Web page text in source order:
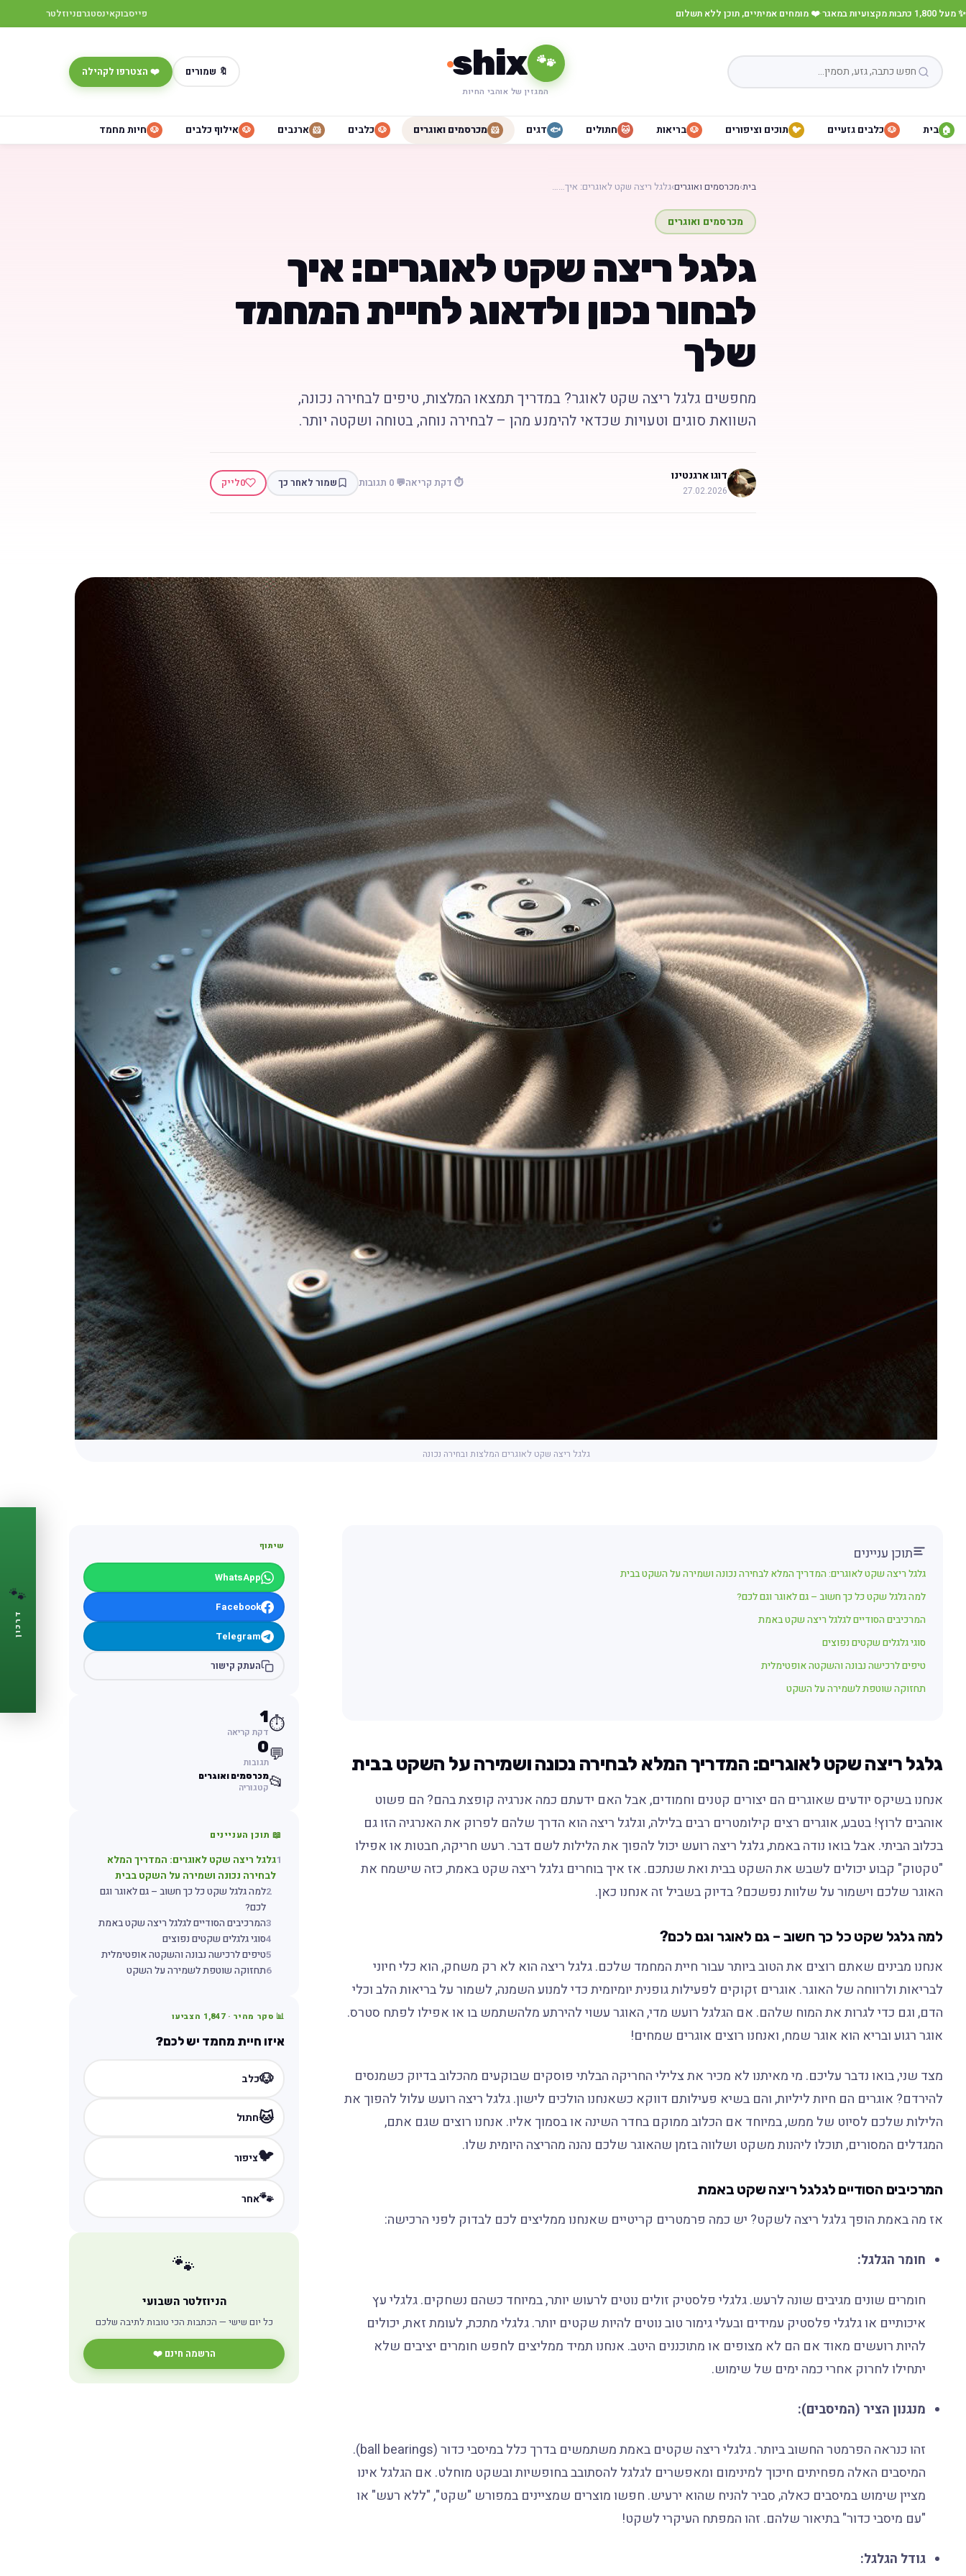
✨ מעל 1,800 כתבות מקצועיות במאגר ·❤️ מומחים אמיתיים, תוכן ללא תשלום פייסבוקאינסטגרםניוזלטר
🐾
shix
המגזין של אוהבי החיות
🔖 שמורים ❤️ הצטרפו לקהילה
🏠 בית 🐶 כלבים גזעיים 🐦 תוכים וציפורים 🐶 בריאות 🐱 חתולים 🐟 דגים 🐹 מכרסמים ואוגרים 🐶 כלבים 🐹 ארנבים 🐶 אילוף כלבים 🐶 חיות מחמד
בית›מכרסמים ואוגרים›גלגל ריצה שקט לאוגרים: איך……
מכרסמים ואוגרים
גלגל ריצה שקט לאוגרים: איך
לבחור נכון ולדאוג לחיית המחמד
שלך
מחפשים גלגל ריצה שקט לאוגר? במדריך תמצאו המלצות, טיפים לבחירה נכונה,
השוואת סוגים וטעויות שכדאי להימנע מהן – לבחירה נוחה, בטוחה ושקטה יותר.
דוגו ארגנטינו
27.02.2026
⏱️ דקת קריאה💬 0 תגובות שמור לאחר כך 0לייק
גלגל ריצה שקט לאוגרים המלצות ובחירה נכונה
תוכן עניינים
גלגל ריצה שקט לאוגרים: המדריך המלא לבחירה נכונה ושמירה על השקט בבית
למה גלגל שקט כל כך חשוב – גם לאוגר וגם לכם?
המרכיבים הסודיים לגלגל ריצה שקט באמת
סוגי גלגלים שקטים נפוצים
טיפים לרכישה נבונה והשקטה אופטימלית
תחזוקה שוטפת לשמירה על השקט
גלגל ריצה שקט לאוגרים: המדריך המלא לבחירה נכונה ושמירה על השקט בבית
אנחנו בשיקס יודעים שאוגרים הם יצורים קטנים וחמודים, אבל האם ידעתם כמה אנרגיה קופצת בהם? הם פשוט
אוהבים לרוץ! בטבע, אוגרים רצים קילומטרים רבים בלילה, וגלגל ריצה הוא הדרך שלהם לפרוק את האנרגיה הזו גם
בכלוב הביתי. אבל בואו נודה באמת, גלגל ריצה רועש יכול להפוך את הלילות לשם דבר. רעש חריקה, חבטות או אפילו
"טקטוק" קבוע יכולים לשבש את השקט בבית ואת שנתכם. אז איך בוחרים גלגל ריצה שקט באמת, כזה שישמח את
האוגר שלכם וישמור על שלוות נפשכם? בדיוק בשביל זה אנחנו כאן.
למה גלגל שקט כל כך חשוב – גם לאוגר וגם לכם?
אנחנו מבינים שאתם רוצים את הטוב ביותר עבור חיית המחמד שלכם. גלגל ריצה הוא לא רק משחק, הוא כלי חיוני
לבריאות ולרווחה של האוגר. אוגרים זקוקים לפעילות גופנית יומיומית כדי למנוע השמנה, לשמור על בריאות הלב וכלי
הדם, וגם כדי לגרות את המוח שלהם. אם הגלגל רועש מדי, האוגר עשוי להירתע מלהשתמש בו או אפילו לפתח סטרס.
אוגר רגוע ובריא הוא אוגר שמח, ואנחנו רוצים אוגרים שמחים!
מצד שני, בואו נדבר עליכם. מי מאיתנו לא מכיר את צלילי החריקה הבלתי פוסקים שבוקעים מהכלוב בדיוק כשמנסים
להירדם? אוגרים הם חיות ליליות, והם בשיא פעילותם דווקא כשאנחנו הולכים לישון. גלגל ריצה רועש עלול להפוך את
הלילות שלכם לסיוט של ממש, במיוחד אם הכלוב ממוקם בחדר השינה או בסמוך אליו. אנחנו רוצים שגם אתם,
המגדלים המסורים, תוכלו ליהנות משקט ושלווה בזמן שהאוגר שלכם נהנה מהריצה היומית שלו.
המרכיבים הסודיים לגלגל ריצה שקט באמת
אז מה באמת הופך גלגל ריצה לשקט? יש כמה פרמטרים קריטיים שאנחנו ממליצים לכם לבדוק לפני הרכישה:
חומר הגלגל:
חומרים שונים מגיבים שונה לרעש. גלגלי פלסטיק זולים נוטים לרעוש יותר, במיוחד כשהם נשחקים. גלגלי עץ
איכותיים או גלגלי פלסטיק עמידים ובעלי גימור טוב נוטים להיות שקטים יותר. גלגלי מתכת, לעומת זאת, יכולים
להיות רועשים מאוד אם הם לא מצופים או מתוכננים היטב. אנחנו תמיד ממליצים לחפש חומרים יציבים שלא
יתחילו לחרוק אחרי כמה ימים של שימוש.
מנגנון הציר (המיסבים):
זהו כנראה הפרמטר החשוב ביותר. גלגלי ריצה שקטים באמת משתמשים בדרך כלל במיסבי כדור (ball bearings).
המיסבים האלה מפחיתים חיכוך למינימום ומאפשרים לגלגל להסתובב בחופשיות ובשקט מוחלט. אם הגלגל אינו
מציין שימוש במיסבים כאלה, סביר להניח שהוא ירעיש. חפשו מוצרים שמציינים במפורש "שקט", "ללא רעש" או
"עם מיסבי כדור" בתיאור שלהם. זהו המפתח העיקרי לשקט!
גודל הגלגל:
שיתוף
WhatsApp
Facebook
Telegram
העתק קישור
⏱️
1
דקת קריאה
💬
0
תגובות
📂מכרסמים ואוגרים
קטגוריה
📖 תוכן העניינים
1גלגל ריצה שקט לאוגרים: המדריך המלא
לבחירה נכונה ושמירה על השקט בבית
2למה גלגל שקט כל כך חשוב – גם לאוגר וגם
לכם?
3המרכיבים הסודיים לגלגל ריצה שקט באמת
4סוגי גלגלים שקטים נפוצים
5טיפים לרכישה נבונה והשקטה אופטימלית
6תחזוקה שוטפת לשמירה על השקט
📊 סקר מהיר ·1,847 הצביעו
איזו חיית מחמד יש לכם?
🐶כלב
🐱חתול
🐦ציפור
🐾אחר
🐾
הניוזלטר השבועי
כל יום שישי — הכתבות הכי טובות לתיבה שלכם
הרשמה חינם ❤️
🐾
דרכון
🐾
לחיית המחמד שלך
🩺תזכורות ביקורת